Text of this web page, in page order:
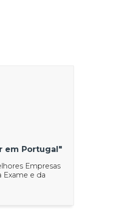
em Portugal"
Empresas
Exame e da